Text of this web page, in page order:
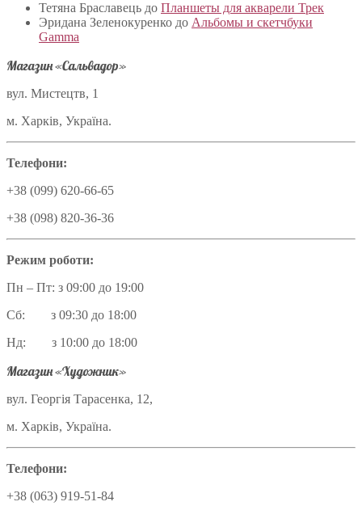
Тетяна Браславець до Планшеты для акварели Трек
Эридана Зеленокуренко до Альбомы и скетчбуки
Gamma
Магазин «Сальвадор»
вул. Мистецтв, 1
м. Харків, Україна.
Телефони:
+38 (099) 620-66-65
+38 (098) 820-36-36
Режим роботи:
Пн – Пт: з 09:00 до 19:00
Сб: з 09:30 до 18:00
Нд: з 10:00 до 18:00
Магазин «Художник»
вул. Георгія Тарасенка, 12,
м. Харків, Україна.
Телефони:
+38 (063) 919-51-84